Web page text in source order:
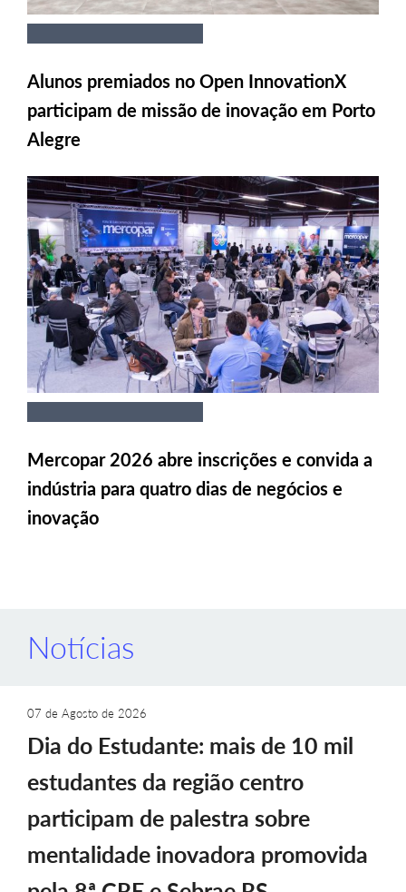
Alunos premiados no Open InnovationX
participam de missão de inovação em Porto
Alegre
Mercopar 2026 abre inscrições e convida a
indústria para quatro dias de negócios e
inovação
Notícias
07 de Agosto de 2026
Dia do Estudante: mais de 10 mil
estudantes da região centro
participam de palestra sobre
mentalidade inovadora promovida